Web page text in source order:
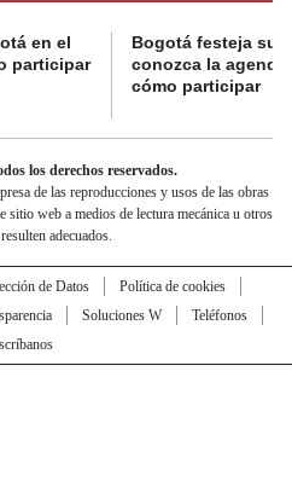
en el
participar
Bogotá festeja su
conozca la
cómo participar
los derechos reservados.
de las reproducciones y usos de las obras
sitio web a medios de lectura mecánica u otros
adecuados.
de Datos
Política de cookies
Soluciones W
Teléfonos